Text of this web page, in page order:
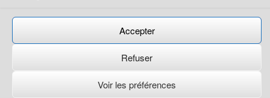
Accepter
Refuser
Voir les préférences
Permis : P 10213 – P 10214
Concept Signature